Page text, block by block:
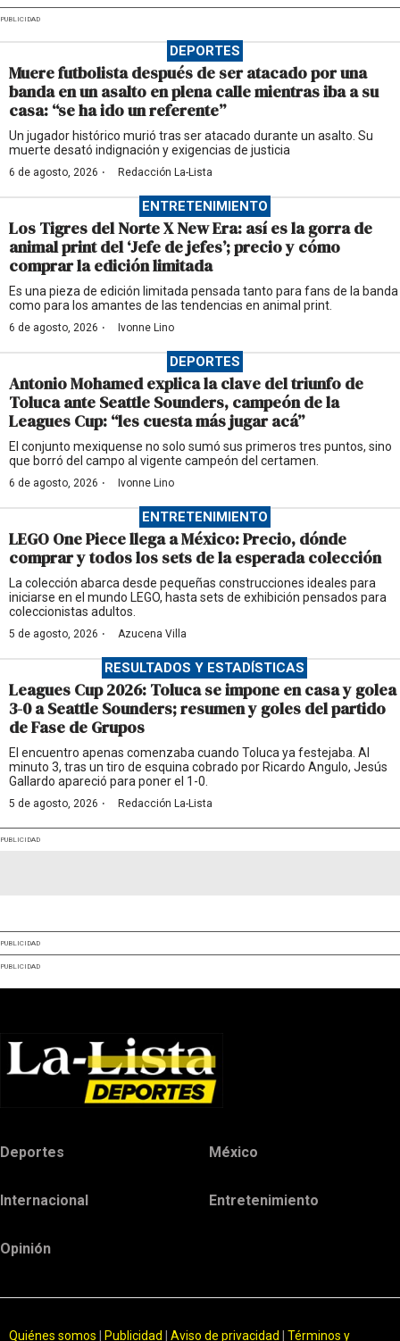
PUBLICIDAD
DEPORTES
Muere futbolista después de ser atacado por una
banda en un asalto en plena calle mientras iba a su
casa: “se ha ido un referente”
Un jugador histórico murió tras ser atacado durante un asalto. Su
muerte desató indignación y exigencias de justicia
6 de agosto, 2026 · Redacción La-Lista
ENTRETENIMIENTO
Los Tigres del Norte X New Era: así es la gorra de
animal print del ‘Jefe de jefes’; precio y cómo
comprar la edición limitada
Es una pieza de edición limitada pensada tanto para fans de la banda
como para los amantes de las tendencias en animal print.
6 de agosto, 2026 · Ivonne Lino
DEPORTES
Antonio Mohamed explica la clave del triunfo de
Toluca ante Seattle Sounders, campeón de la
Leagues Cup: “les cuesta más jugar acá”
El conjunto mexiquense no solo sumó sus primeros tres puntos, sino
que borró del campo al vigente campeón del certamen.
6 de agosto, 2026 · Ivonne Lino
ENTRETENIMIENTO
LEGO One Piece llega a México: Precio, dónde
comprar y todos los sets de la esperada colección
La colección abarca desde pequeñas construcciones ideales para
iniciarse en el mundo LEGO, hasta sets de exhibición pensados para
coleccionistas adultos.
5 de agosto, 2026 · Azucena Villa
RESULTADOS Y ESTADÍSTICAS
Leagues Cup 2026: Toluca se impone en casa y golea
3-0 a Seattle Sounders; resumen y goles del partido
de Fase de Grupos
El encuentro apenas comenzaba cuando Toluca ya festejaba. Al
minuto 3, tras un tiro de esquina cobrado por Ricardo Angulo, Jesús
Gallardo apareció para poner el 1-0.
5 de agosto, 2026 · Redacción La-Lista
PUBLICIDAD
PUBLICIDAD
PUBLICIDAD
Deportes México
Internacional Entretenimiento
Opinión
Quiénes somos Publicidad Aviso de privacidad Términos y